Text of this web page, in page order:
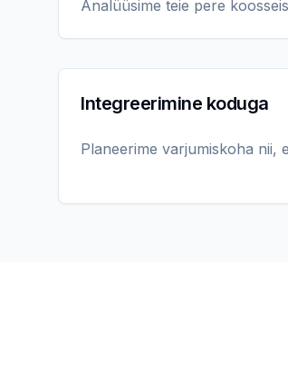
Analüüsime teie pere
Integreerimine koduga
Planeerime varjumiskoha nii,